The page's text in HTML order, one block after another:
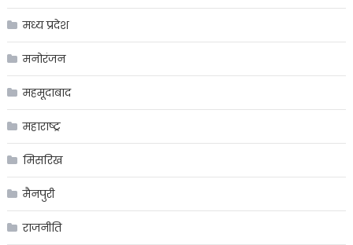
मध्य प्रदेश
मनोरंजन
महमूदाबाद
महाराष्ट्र
मिसरिख
मैनपुरी
राजनीति